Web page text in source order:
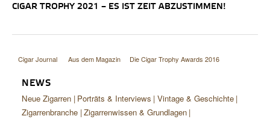
CIGAR TROPHY 2021 – ES IST ZEIT ABZUSTIMMEN!
Cigar Journal Aus dem Magazin Die Cigar Trophy Awards 2016
NEWS
Neue Zigarren Porträts & Interviews Vintage & Geschichte
Zigarrenbranche Zigarrenwissen & Grundlagen